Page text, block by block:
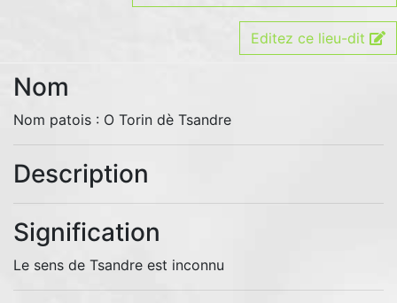
Editez ce lieu-dit
Nom
Nom patois : O Torin dè Tsandre
Description
Signification
Le sens de Tsandre est inconnu